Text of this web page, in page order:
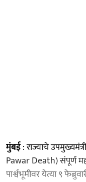
मुंबई: राज्याचे
Pawar Death) संपूर्ण
पार्श्वभूमीवर येत्या ९